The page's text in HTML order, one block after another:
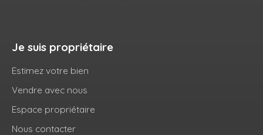
Je suis propriétaire
Estimez votre bien
Vendre avec nous
Espace propriétaire
Nous contacter